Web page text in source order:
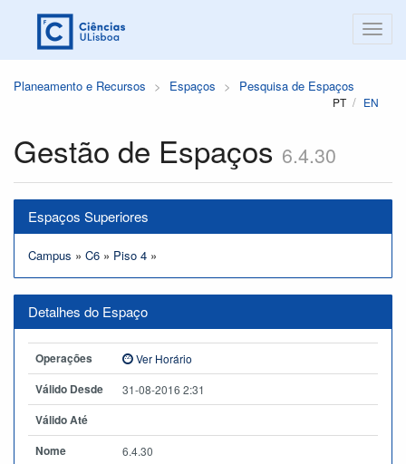
Planeamento e Recursos Espaços Pesquisa de Espaços
PT EN
Gestão de Espaços 6.4.30
Espaços Superiores
Campus » C6 » Piso 4 »
Detalhes do Espaço
Operações Ver Horário
Válido Desde 31-08-2016 2:31
Válido Até
Nome
6.4.30